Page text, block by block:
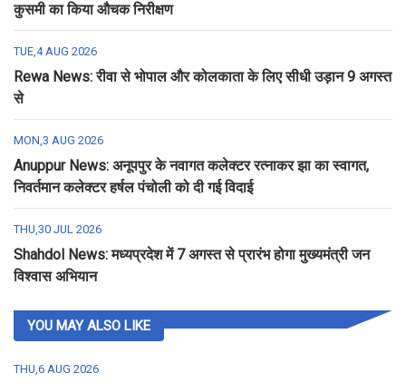
कुसमी का किया औचक निरीक्षण
TUE,4 AUG 2026
Rewa News: रीवा से भोपाल और कोलकाता के लिए सीधी उड़ान 9 अगस्त
से
MON,3 AUG 2026
Anuppur News: अनूपपुर के नवागत कलेक्टर रत्नाकर झा का स्वागत,
निवर्तमान कलेक्टर हर्षल पंचोली को दी गई विदाई
THU,30 JUL 2026
Shahdol News: मध्यप्रदेश में 7 अगस्त से प्रारंभ होगा मुख्यमंत्री जन
विश्वास अभियान
YOU MAY ALSO LIKE
THU,6 AUG 2026